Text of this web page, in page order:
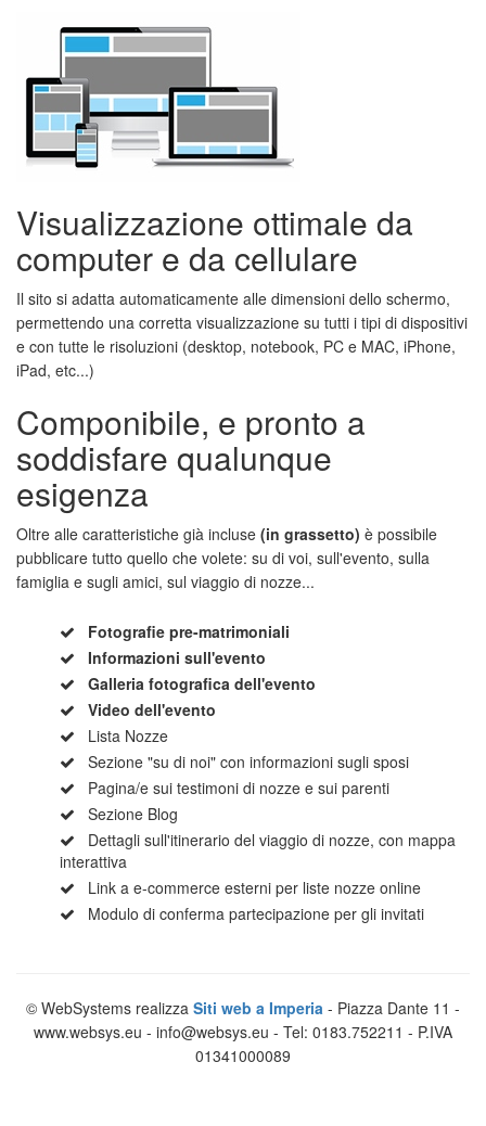
Visualizzazione ottimale da
computer e da cellulare
Il sito si adatta automaticamente alle dimensioni dello schermo,
permettendo una corretta visualizzazione su tutti i tipi di dispositivi
e con tutte le risoluzioni (desktop, notebook, PC e MAC, iPhone,
iPad, etc...)
Componibile, e pronto a
soddisfare qualunque
esigenza
Oltre alle caratteristiche già incluse (in grassetto) è possibile
pubblicare tutto quello che volete: su di voi, sull'evento, sulla
famiglia e sugli amici, sul viaggio di nozze...
Fotografie pre-matrimoniali
Informazioni sull'evento
Galleria fotografica dell'evento
Video dell'evento
Lista Nozze
Sezione "su di noi" con informazioni sugli sposi
Pagina/e sui testimoni di nozze e sui parenti
Sezione Blog
Dettagli sull'itinerario del viaggio di nozze, con mappa
interattiva
Link a e-commerce esterni per liste nozze online
Modulo di conferma partecipazione per gli invitati
© WebSystems realizza Siti web a Imperia - Piazza Dante 11 -
www.websys.eu - info@websys.eu - Tel: 0183.752211 - P.IVA
01341000089